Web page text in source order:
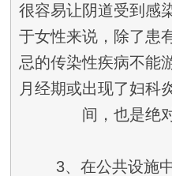
很容易让阴道受到感
于女性来说，除了患
忌的传染性疾病不能
月经期或出现了妇科
间，也是绝
3、在公共设施